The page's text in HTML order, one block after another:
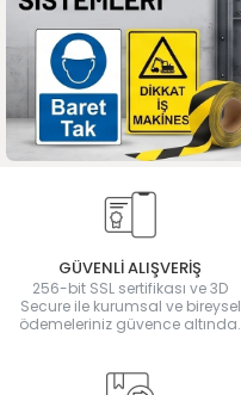
GÜVENLİ ALIŞVERİŞ
256-bit SSL sertifikası ve 3D
Secure ile kurumsal ve bireysel
ödemeleriniz güvence altında.